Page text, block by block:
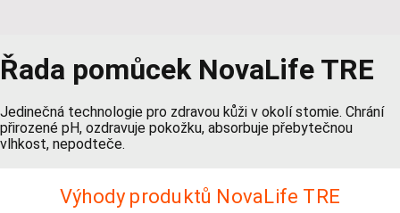
Řada pomůcek NovaLife TRE
Jedinečná technologie pro zdravou kůži v okolí stomie. Chrání
přirozené pH, ozdravuje pokožku, absorbuje přebytečnou
vlhkost, nepodteče.
Výhody produktů NovaLife TRE